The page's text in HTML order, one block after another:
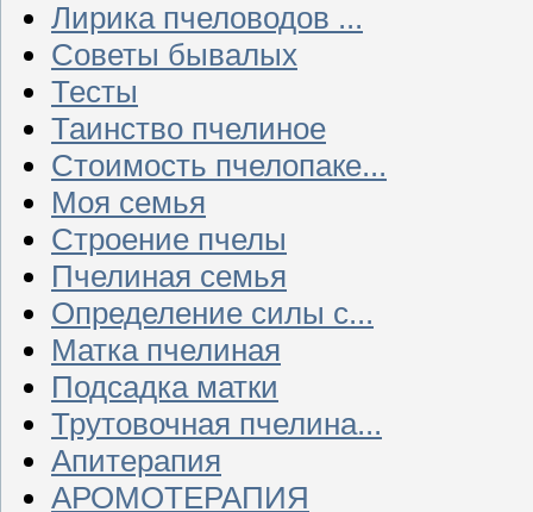
Лирика пчеловодов ...
Советы бывалых
Тесты
Таинство пчелиное
Стоимость пчелопаке...
Моя семья
Строение пчелы
Пчелиная семья
Определение силы с...
Матка пчелиная
Подсадка матки
Трутовочная пчелина...
Апитерапия
АРОМОТЕРАПИЯ